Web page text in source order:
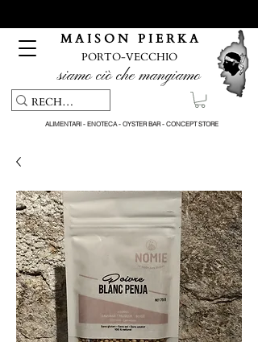
M A I S O N P I E R K A
PORTO-VECCHIO
siamo ciò che mangiamo
ALIMENTARI - ENOTECA - OYSTER BAR - CONCEPT STORE